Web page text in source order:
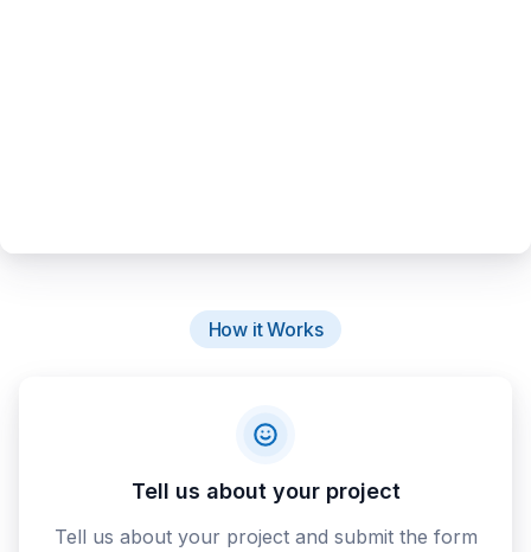
How it Works
Tell us about your project
Tell us about your project and submit the form